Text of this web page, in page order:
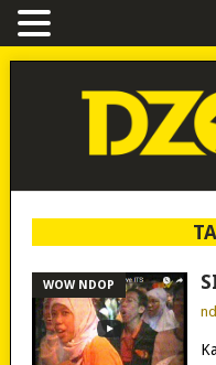
WOW NDOP